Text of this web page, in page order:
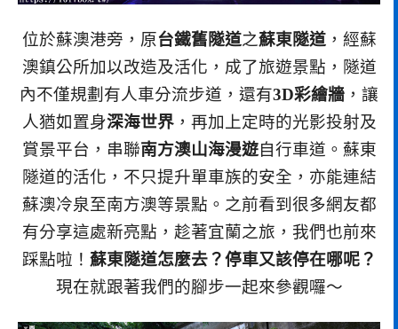
位於蘇澳港旁，原台鐵舊隧道之蘇東隧道，經蘇
澳鎮公所加以改造及活化，成了旅遊景點，隧道
內不僅規劃有人車分流步道，還有3D彩繪牆 ，讓
人猶如置身深海世界，再加上定時的光影投射及
賞景平台，串聯南方澳山海漫遊自行車道。蘇東
隧道的活化，不只提升單車族的安全，亦能連結
蘇澳冷泉至南方澳等景點。之前看到很多網友都
有分享這處新亮點，趁著宜蘭之旅，我們也前來
踩點啦！ 蘇東隧道怎麼去？停車又該停在哪呢？
現在就跟著我們的腳步一起來參觀囉～